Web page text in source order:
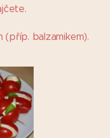
balzamikem).